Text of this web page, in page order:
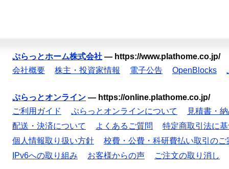
ぷらっとホーム株式会社 — https://www.plathome.co.jp/
会社概要
株主・投資家情報 電子公告 OpenBlocks
ぷらっとオンライン — https://online.plathome.co.jp/
ご利用ガイド
ぷらっとオンラインについて
見積書・
配送・決済について
よくあるご質問
特定商取引法に
個人情報取り扱い方針
校費・公費・科研費払い取引のご
IPv6への取り組み
お客様からの声 ご注文の取り消し